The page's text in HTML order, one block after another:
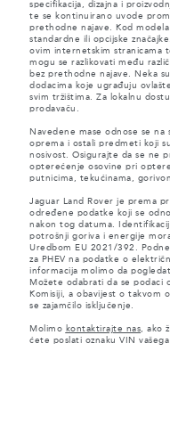
specifikacija, dizajna i
te se kontinuirano uvode
prethodne najave. Kod
standardne ili opcijske
ovim internetskim stranicama
mogu se razlikovati među
bez prethodne najave. Neka
dodacima koje ugrađuju
svim tržištima. Za lokalnu
prodavaču.
Navedene mase odnose se na
oprema i ostali predmeti koji
nosivost. Osigurajte da se ne
opterećenje osovine pri
putnicima, tekućinama,
Jaguar Land Rover je prema
određene podatke koji se
nakon tog datuma.
potrošnji goriva i energije
Uredbom EU 2021/392.
za PHEV na podatke o
informacija molimo da
Možete odabrati da se podaci
Komisiji, a obavijest o takvom
se zajamčilo isključenje.
Molimo kontaktirajte nas, ako
ćete poslati oznaku VIN